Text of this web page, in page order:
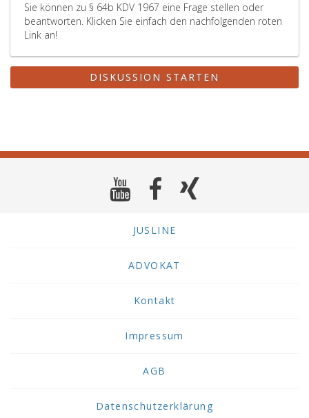
Sie können zu § 64b KDV 1967 eine Frage stellen oder
beantworten. Klicken Sie einfach den nachfolgenden roten
Link an!
DISKUSSION STARTEN
JUSLINE
ADVOKAT
Kontakt
Impressum
AGB
Datenschutzerklärung